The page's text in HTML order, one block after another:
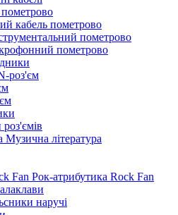
пометрово
кабель пометрово
пометрово
пометрово
роз'єм
роз'ємів
Музична література
Рок-атрибутика Rock Fan
наручі